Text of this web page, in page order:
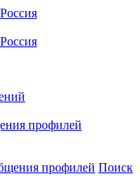
профилей
профилей Поиск